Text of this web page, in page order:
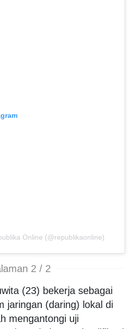
Online (@republikaonline)
2 / 2
(23) bekerja sebagai
jaringan (daring) lokal di
mengantongi uji